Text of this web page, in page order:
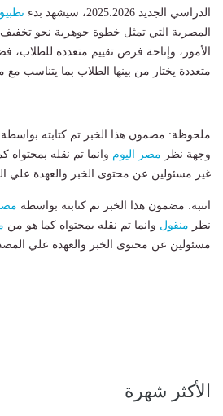
الدراسي الجديد 2025.2026، سيشهد بدء
المصرية التي تمثل خطوة جوهرية نحو تخفيف
الأمور، وإتاحة فرص تقييم متعددة للطلاب،
متعددة يختار من بينها الطلاب بما يتناسب مع
ملحوظة: مضمون هذا الخبر تم كتابته بواسطة
وجهة نظر مصر اليوم وانما تم نقله بمحتواه
غير مسئولين عن محتوى الخبر والعهدة علي
انتبه: مضمون هذا الخبر تم كتابته بواسطة
نظر منقول وانما تم نقله بمحتواه كما هو من
مسئولين عن محتوى الخبر والعهدة علي
الأكثر شهرة